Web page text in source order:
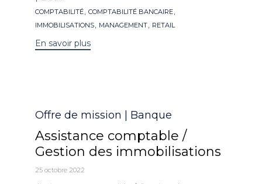
Mots
clés
COMPTABILITÉ, COMPTABILITÉ BANCAIRE,
IMMOBILISATIONS, MANAGEMENT, RETAIL
En savoir plus
Catégorie
Offre de mission | Banque
Assistance comptable /
Gestion des immobilisations
25 octobre 2022